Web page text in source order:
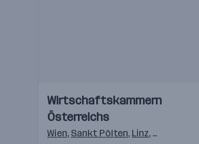
Videos
Einblicke
Einblicke
Wirtschaftskammern
Österreichs
Wien, Sankt Pölten, Linz, Salzburg